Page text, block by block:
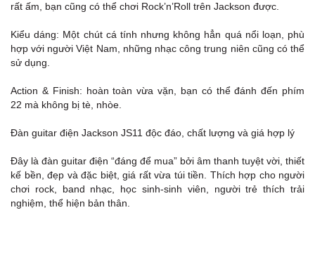
rất ấm, bạn cũng có thể chơi Rock’n’Roll trên Jackson được.
Kiểu dáng: Một chút cá tính nhưng không hẳn quá nổi loạn, phù
hợp với người Việt Nam, những nhạc công trung niên cũng có thể
sử dụng.
Action & Finish: hoàn toàn vừa vặn, bạn có thể đánh đến phím
22 mà không bị tè, nhòe.
Đàn guitar điện Jackson JS11 độc đáo, chất lượng và giá hợp lý
Đây là đàn guitar điện “đáng để mua” bởi âm thanh tuyệt vời, thiết
kế bền, đẹp và đặc biệt, giá rất vừa túi tiền. Thích hợp cho người
chơi rock, band nhạc, học sinh-sinh viên, người trẻ thích trải
nghiệm, thể hiện bản thân.